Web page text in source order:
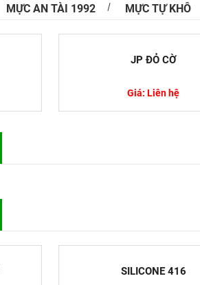
MỰC AN TÀI 1992 MỰC TỰ KHÔ
JP ĐỎ CỜ
Giá: Liên hệ
SILICONE 416
Kim loại nặng độc hại là một trong
hiểu...